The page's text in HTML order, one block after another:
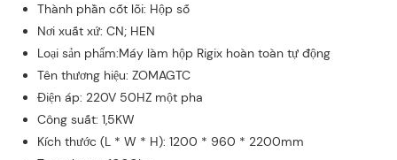
Thành phần cốt lõi: Hộp số
Nơi xuất xứ: CN; HEN
Loại sản phẩm:Máy làm hộp Rigix hoàn toàn tự động
Tên thương hiệu: ZOMAGTC
Điện áp: 220V 50HZ một pha
Công suất: 1,5KW
Kích thước (L * W * H): 1200 * 960 * 2200mm